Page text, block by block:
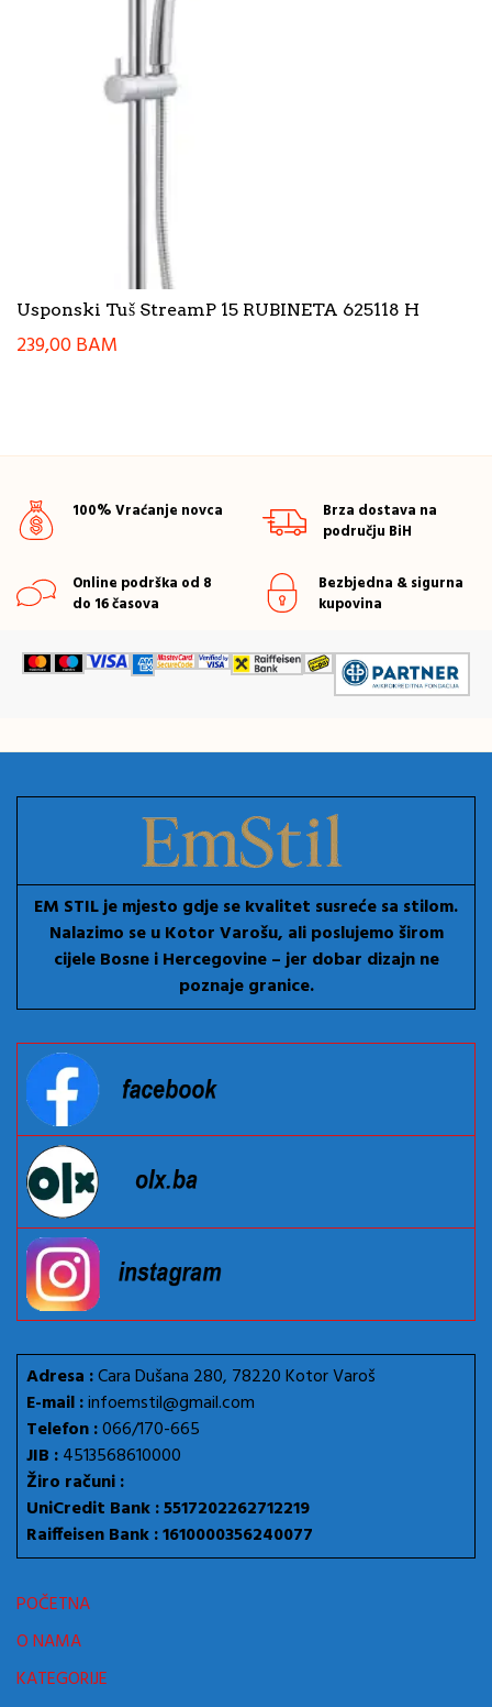
Usponski Tuš StreamP 15 RUBINETA 625118 H
239,00BAM
100% Vraćanje novca
Brza dostava na
području BiH
Online podrška od 8
do 16 časova
Bezbjedna & sigurna
kupovina
EM STIL je mjesto gdje se kvalitet susreće sa stilom.
Nalazimo se u Kotor Varošu, ali poslujemo širom
cijele Bosne i Hercegovine – jer dobar dizajn ne
poznaje granice.
Adresa :Cara Dušana 280, 78220 Kotor Varoš
E-mail :infoemstil@gmail.com
Telefon :066/170-665
JIB :4513568610000
Žiro računi :
UniCredit Bank : 5517202262712219
Raiffeisen Bank : 1610000356240077
POČETNA
O NAMA
KATEGORIJE